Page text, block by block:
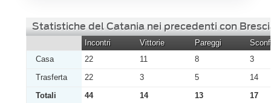
Statistiche del Catania nei precedenti con
Incontri Vittorie Pareggi
Casa
22 11 8
3
Trasferta
22 3 5
14
Totali
44 14 13 17